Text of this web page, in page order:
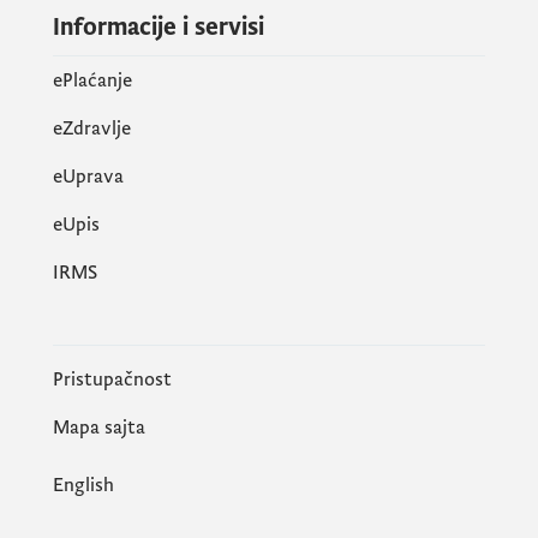
Informacije i servisi
ePlaćanje
eZdravlje
eUprava
еUpis
IRMS
Pristupačnost
Mapa sajta
English